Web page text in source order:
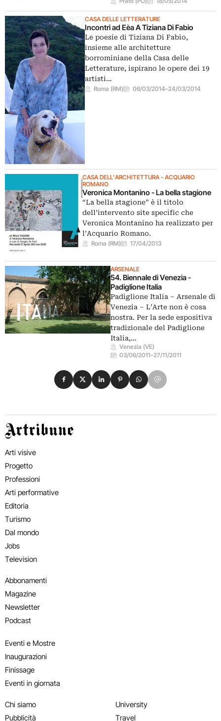
CASA DELLE LETTERATURE
Incontri ad Eèa A Tiziana Di Fabio
Le poesie di Tiziana Di Fabio,
insieme alle architetture
borrominiane della Casa delle
Letterature, ispirano le opere dei 19
artisti…
Roma (RM) 06/03/2014–24/03/2014
CASA DELL'ARCHITETTURA - ACQUARIO
ROMANO
Veronica Montanino - La bella stagione
“La bella stagione” è il titolo
dell’intervento site specific che
Veronica Montanino ha realizzato per
l’Acquario Romano.
Roma (RM) 17/04/2013
ARSENALE
54. Biennale di Venezia -
Padiglione Italia
Padiglione Italia – Arsenale di
Venezia – L’Arte non è cosa
nostra. Per la sede espositiva
tradizionale del Padiglione
Italia,…
Venezia (VE)
03/06/2011–27/11/2011
Condividi su Facebook
Condividi su X
Condividi su LinkedIn
Condividi su Pinterest
Condividi su WhatsApp
Condividi su Email
Artribune
Arti visive
Progetto
Professioni
Arti performative
Editoria
Turismo
Dal mondo
Jobs
Television
Abbonamenti
Magazine
Newsletter
Podcast
Eventi e Mostre
Inaugurazioni
Finissage
Eventi in giornata
Chi siamo
Pubblicità
University
Travel